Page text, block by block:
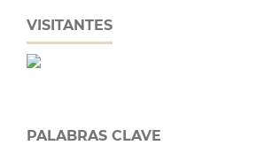
VISITANTES
PALABRAS CLAVE